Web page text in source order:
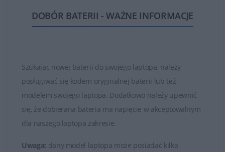
Dzięki temu zakupione baterie są w stanie działać długo
i bezawaryjnie.
są bardzo słabej jakości!
Baterie, które znajduje się w ofercie sklepu DELL24 są
oryginalnymi częściami zamiennymi lub wysokiej jakości
zamiennikami takich firm jak Dell, Green Cell czy
Whitenergy. Tylko markowe produkty spełniają
najwyższe standardy jakości i posiadają certyfikaty FCC,
DOBÓR BATERII - WAŻNE INFORMACJE
Szukając nowej baterii do swojego laptopa, należy
posługiwać się kodem oryginalnej baterii lub też
modelem swojego laptopa. Dodatkowo należy upewnić
się, że dobierana bateria ma napięcie w akceptowalnym
dla naszego laptopa zakresie.
Uwaga: dany model laptopa może posiadać kilka